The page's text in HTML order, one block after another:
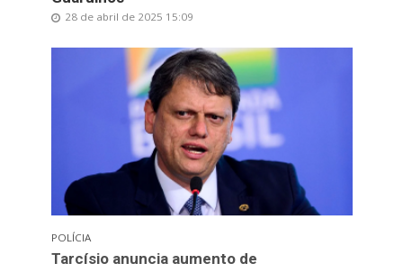
28 de abril de 2025 15:09
POLÍCIA
Tarcísio anuncia aumento de